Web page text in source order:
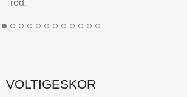
röd.
VOLTIGESKOR